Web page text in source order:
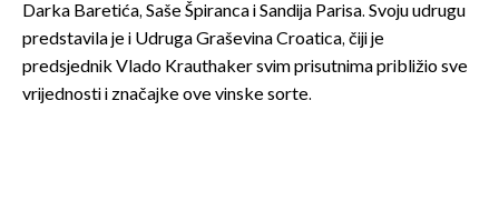
Darka Baretića, Saše Špiranca i Sandija Parisa. Svoju udrugu
predstavila je i Udruga Graševina Croatica, čiji je
predsjednik Vlado Krauthaker svim prisutnima približio sve
vrijednosti i značajke ove vinske sorte.